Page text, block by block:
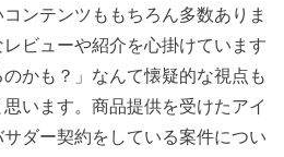
ンテンツももちろん多数ありま
ビューや紹介を心掛けています
かも？」なんて懐疑的な視点も
います。商品提供を受けたアイ
ダー契約をしている案件につい